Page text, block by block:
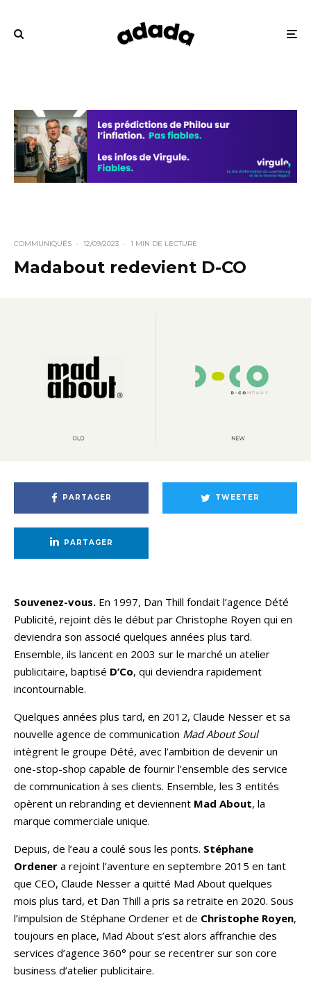
COMMUNIQUÉS · 12/09/2023 · 1 MIN DE LECTURE
Madabout redevient D-CO
PARTAGER TWEETER
PARTAGER
Souvenez-vous. En 1997, Dan Thill fondait l’agence Dété
Publicité, rejoint dès le début par Christophe Royen qui en
deviendra son associé quelques années plus tard.
Ensemble, ils lancent en 2003 sur le marché un atelier
publicitaire, baptisé D’Co, qui deviendra rapidement
incontournable.
Quelques années plus tard, en 2012, Claude Nesser et sa
nouvelle agence de communication Mad About Soul
intègrent le groupe Dété, avec l’ambition de devenir un
one-stop-shop capable de fournir l’ensemble des service
de communication à ses clients. Ensemble, les 3 entités
opèrent un rebranding et deviennent Mad About, la
marque commerciale unique.
Depuis, de l’eau a coulé sous les ponts. Stéphane
Ordener a rejoint l’aventure en septembre 2015 en tant
que CEO, Claude Nesser a quitté Mad About quelques
mois plus tard, et Dan Thill a pris sa retraite en 2020. Sous
l’impulsion de Stéphane Ordener et de Christophe Royen,
toujours en place, Mad About s’est alors affranchie des
services d’agence 360° pour se recentrer sur son core
business d’atelier publicitaire.